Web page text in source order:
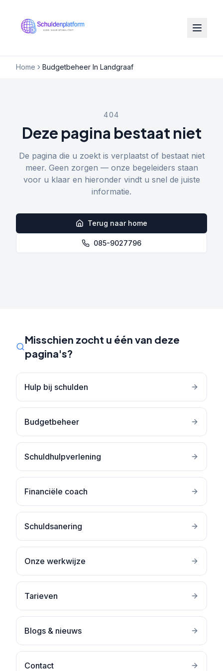
Home Budgetbeheer In Landgraaf
404
Deze pagina bestaat niet
De pagina die u zoekt is verplaatst of bestaat niet
meer. Geen zorgen — onze begeleiders staan
voor u klaar en hieronder vindt u snel de juiste
informatie.
Terug naar home
085-9027796
Misschien zocht u één van deze
pagina's?
Hulp bij schulden
Budgetbeheer
Schuldhulpverlening
Financiële coach
Schuldsanering
Onze werkwijze
Tarieven
Blogs & nieuws
Contact